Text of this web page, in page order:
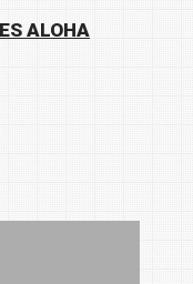
ALOHA